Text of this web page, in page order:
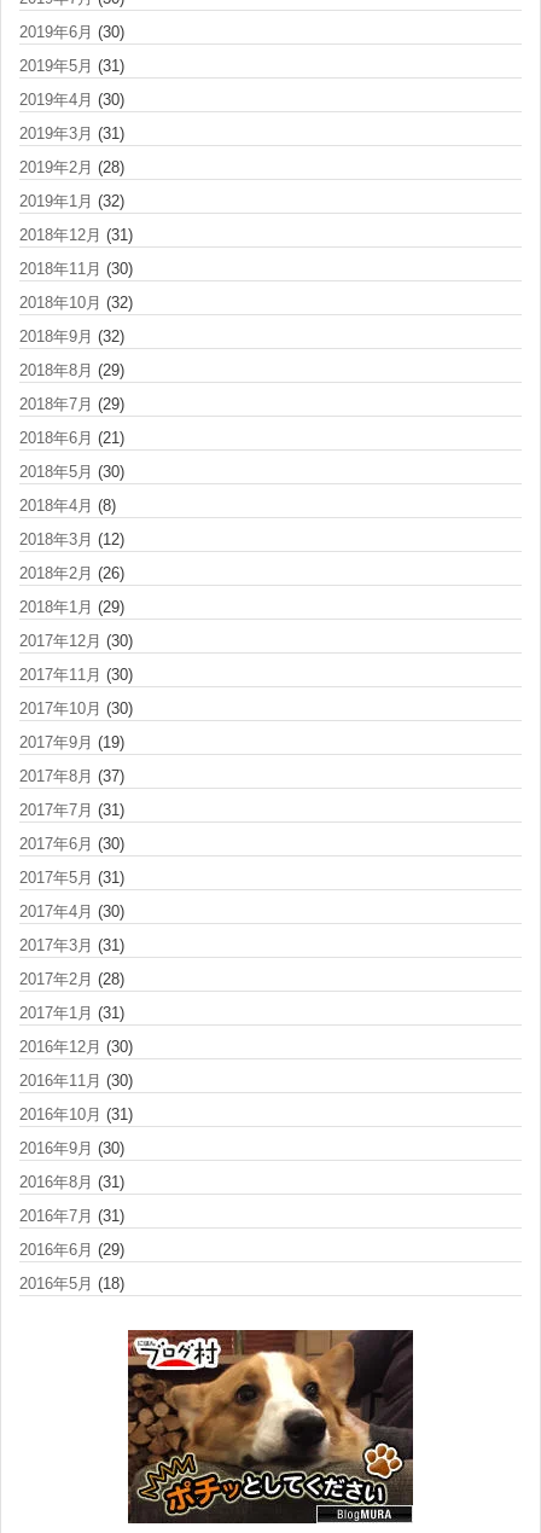
2019年6月 (30)
2019年5月 (31)
2019年4月 (30)
2019年3月 (31)
2019年2月 (28)
2019年1月 (32)
2018年12月 (31)
2018年11月 (30)
2018年10月 (32)
2018年9月 (32)
2018年8月 (29)
2018年7月 (29)
2018年6月 (21)
2018年5月 (30)
2018年4月 (8)
2018年3月 (12)
2018年2月 (26)
2018年1月 (29)
2017年12月 (30)
2017年11月 (30)
2017年10月 (30)
2017年9月 (19)
2017年8月 (37)
2017年7月 (31)
2017年6月 (30)
2017年5月 (31)
2017年4月 (30)
2017年3月 (31)
2017年2月 (28)
2017年1月 (31)
2016年12月 (30)
2016年11月 (30)
2016年10月 (31)
2016年9月 (30)
2016年8月 (31)
2016年7月 (31)
2016年6月 (29)
2016年5月 (18)